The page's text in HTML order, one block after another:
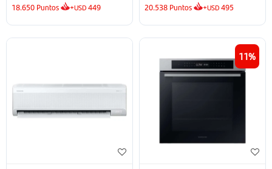
18.650 Puntos +USD449 20.538 Puntos +USD495
11